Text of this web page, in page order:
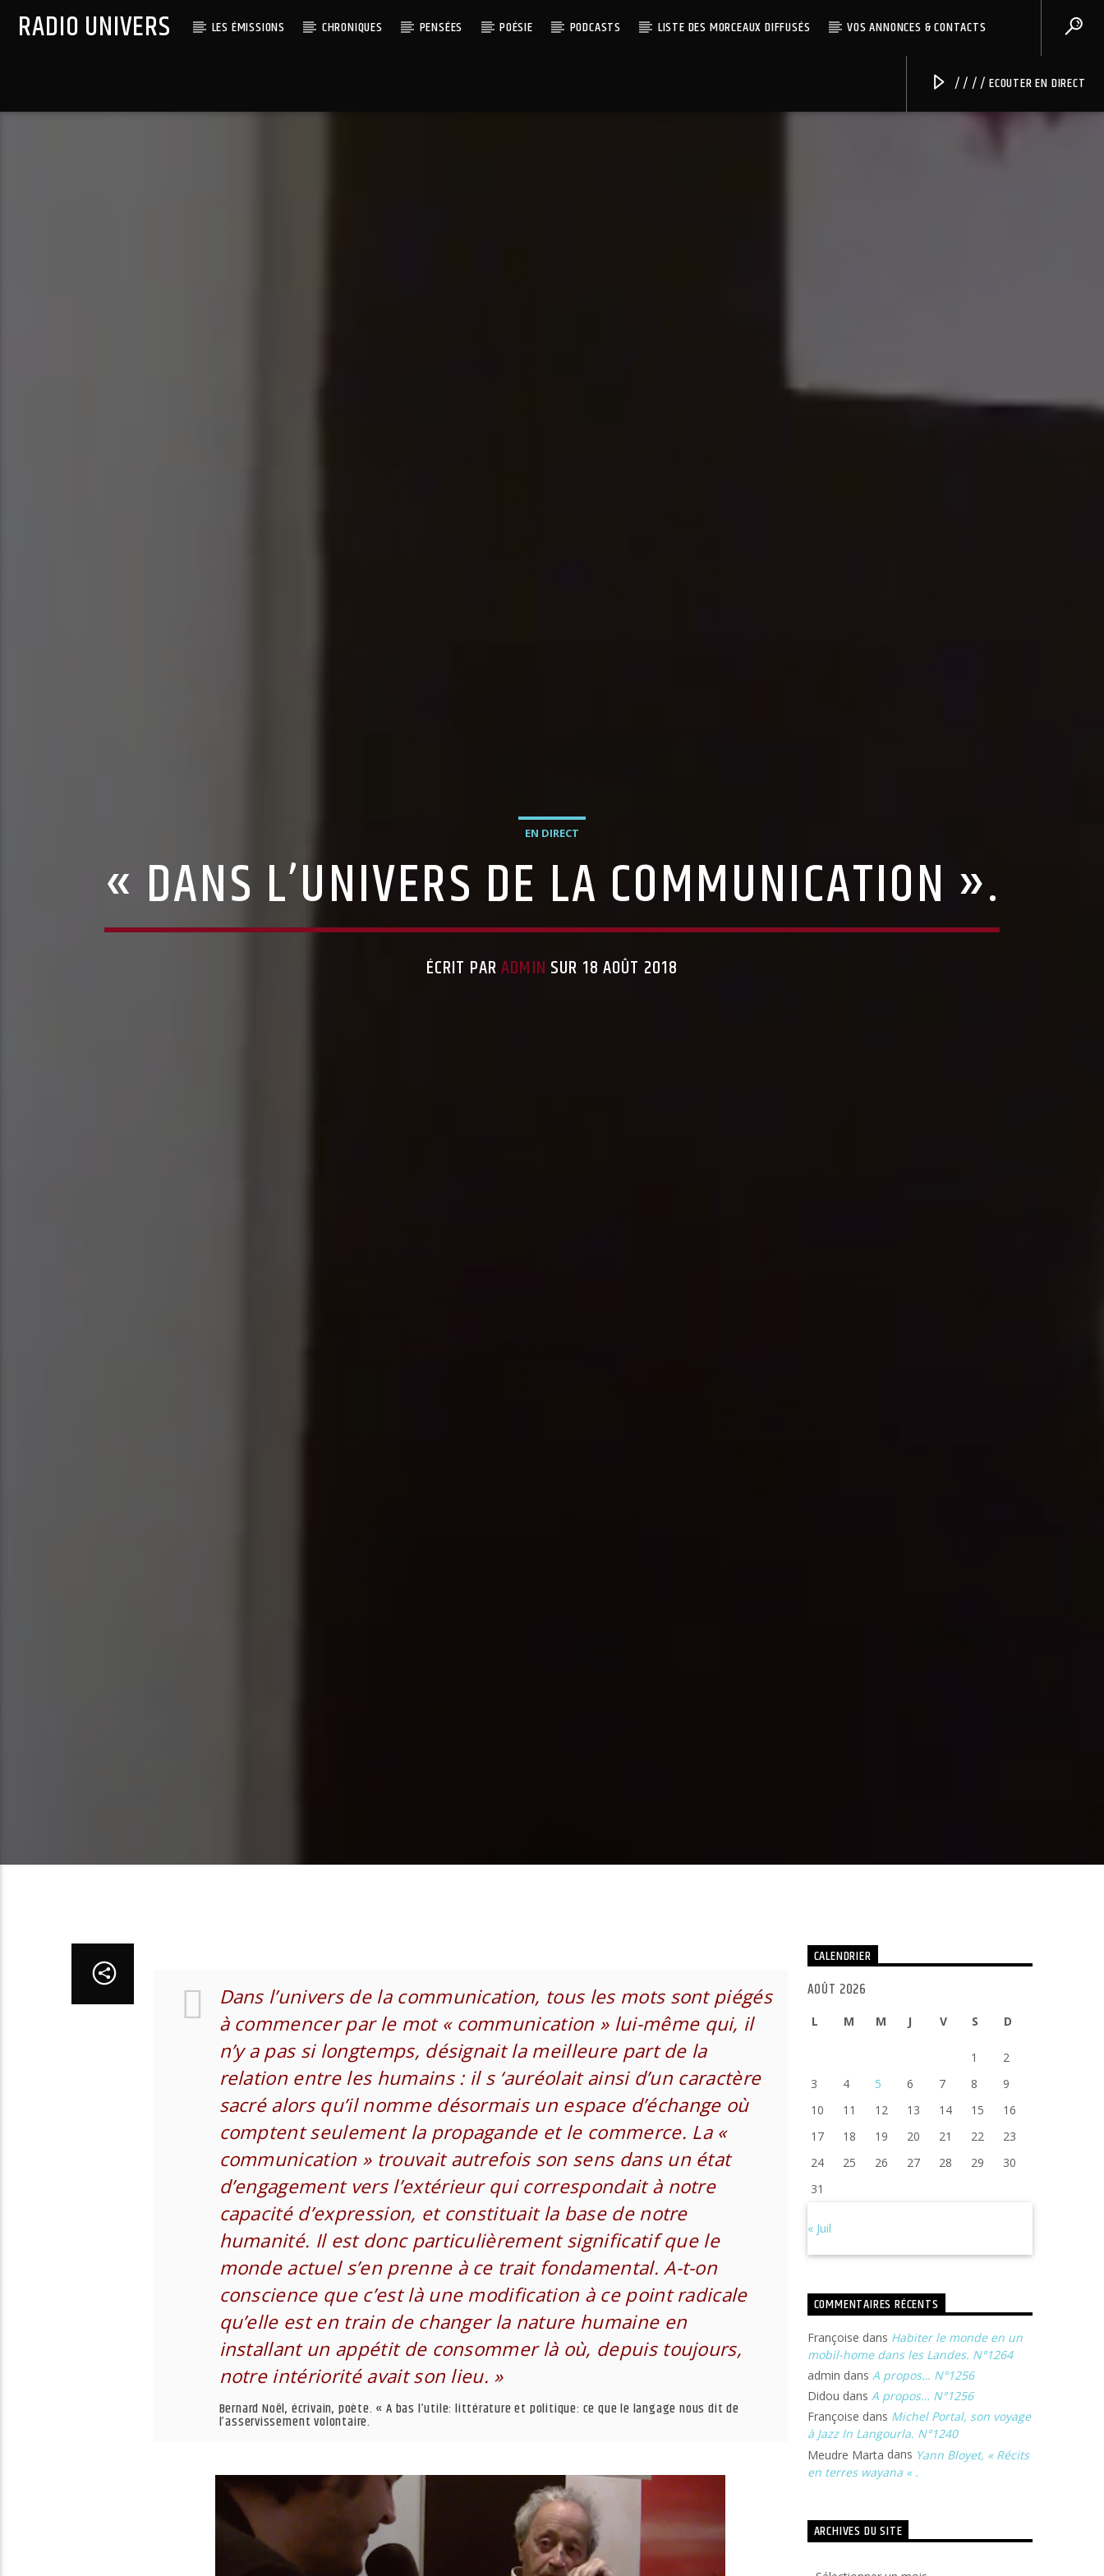
RADIO UNIVERS LES ÉMISSIONS CHRONIQUES PENSÉES POÉSIE PODCASTS LISTE DES MORCEAUX DIFFUSÉS VOS ANNONCES & CONTACTS
/ / / / ECOUTER EN DIRECT
EN DIRECT
« DANS L’UNIVERS DE LA COMMUNICATION ».
ÉCRIT PARADMIN SUR 18 AOÛT 2018
Dans l’univers de la communication, tous les mots sont piégés
à commencer par le mot « communication » lui-même qui, il
n’y a pas si longtemps, désignait la meilleure part de la
relation entre les humains : il s ‘auréolait ainsi d’un caractère
sacré alors qu’il nomme désormais un espace d’échange où
comptent seulement la propagande et le commerce. La «
communication » trouvait autrefois son sens dans un état
d’engagement vers l’extérieur qui correspondait à notre
capacité d’expression, et constituait la base de notre
humanité. Il est donc particulièrement significatif que le
monde actuel s’en prenne à ce trait fondamental. A-t-on
conscience que c’est là une modification à ce point radicale
qu’elle est en train de changer la nature humaine en
installant un appétit de consommer là où, depuis toujours,
notre intériorité avait son lieu. »
Bernard Noël, écrivain, poète. « A bas l’utile: littérature et politique: ce que le langage nous dit de
l’asservissement volontaire.
CALENDRIER
AOÛT 2026
L M M J V S D
1
2
3
4 5 6 7 8
9
10
11 12 13 14 15
16
17
18 19 20 21 22
23
24
25 26 27 28 29
30
31
« Juil
COMMENTAIRES RÉCENTS
Françoise dans Habiter le monde en un
mobil-home dans les Landes. N°1264
admin dans A propos… N°1256
Didou dans A propos… N°1256
Françoise dans Michel Portal, son voyage
à Jazz In Langourla. N°1240
Meudre Marta dans Yann Bloyet, « Récits
en terres wayana « .
ARCHIVES DU SITE